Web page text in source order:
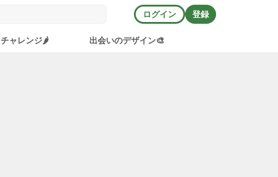
ログイン 登録
チャレンジ🌶️ 出会いのデザイン🎨